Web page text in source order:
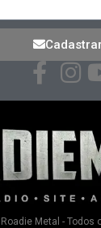
Cadastrar
Metal - Todos